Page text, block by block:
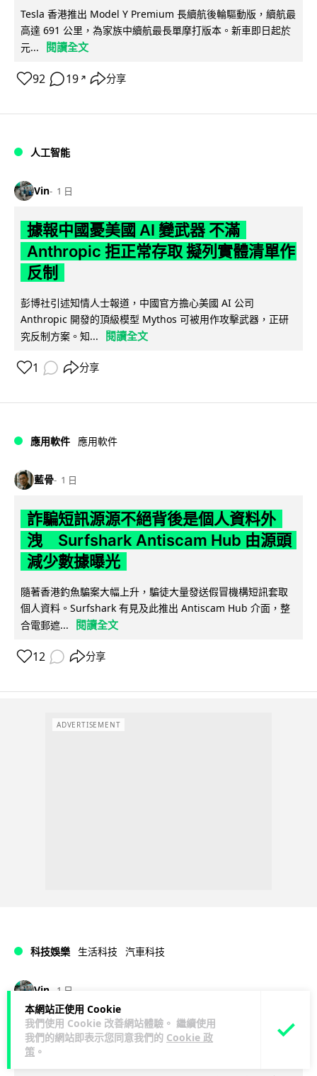
本網站正使用 Cookie
我們使用 Cookie 改善網站體驗。 繼續使用
我們的網站即表示您同意我們的 Cookie 政
策 。
Tesla 香港推出 Model Y Premium 長續航後輪驅動版，續航最
高達 691 公里，為家族中續航最長單摩打版本。新車即日起於
元...
閱讀全文
92 19 ↗ 分享
人工智能
Vin 1 日
據報中國憂美國 AI 變武器 不滿
Anthropic 拒正常存取 擬列實體清單作
反制
彭博社引述知情人士報道，中國官方擔心美國 AI 公司
Anthropic 開發的頂級模型 Mythos 可被用作攻擊武器，正研
究反制方案。知...
閱讀全文
1 分享
應用軟件 應用軟件
藍骨 1 日
詐騙短訊源源不絕背後是個人資料外
洩 Surfshark Antiscam Hub 由源頭
減少數據曝光
隨著香港釣魚騙案大幅上升，騙徒大量發送假冒機構短訊套取
個人資料。Surfshark 有見及此推出 Antiscam Hub 介面，整
合電郵遮...
閱讀全文
12 分享
ADVERTISEMENT
科技娛樂 生活科技 汽車科技
Vin 1 日
Tesla 無預警推出兒童車 無電池電機一
樣秒殺 炒至約港幣39萬